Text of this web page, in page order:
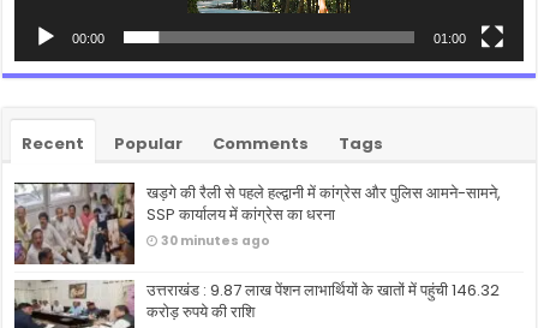
00:00 01:00
Recent Popular Comments Tags
खड़गे की रैली से पहले हल्द्वानी में कांग्रेस और पुलिस आमने-सामने,
SSP कार्यालय में कांग्रेस का धरना
30 minutes ago
उत्तराखंड : 9.87 लाख पेंशन लाभार्थियों के खातों में पहुंची 146.32
करोड़ रुपये की राशि